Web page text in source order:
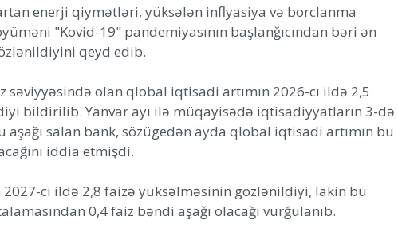
enerji qiymətləri, yüksələn inflyasiya və borclanma
"Kovid-19" pandemiyasının başlanğıcından bəri ən
qeyd edib.
olan qlobal iqtisadi artımın 2026-cı ildə 2,5
bildirilib. Yanvar ayı ilə müqayisədə iqtisadiyyatların 3-də
salan bank, sözügedən ayda qlobal iqtisadi artımın bu
iddia etmişdi.
ci ildə 2,8 faizə yüksəlməsinin gözlənildiyi, lakin bu
0,4 faiz bəndi aşağı olacağı vurğulanıb.